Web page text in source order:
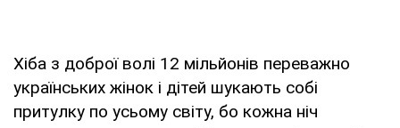
Хіба з доброї волі 12 мільйонів переважно
українських жінок і дітей шукають собі
притулку по усьому світу, бо кожна ніч